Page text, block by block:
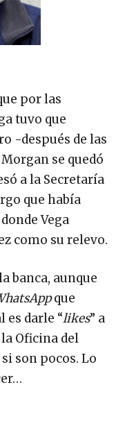
por las
tuvo que
-después de las
se quedó
a la Secretaría
que había
Vega
como su relevo.
banca, aunque
que
darle “likes” a
Oficina del
son pocos. Lo